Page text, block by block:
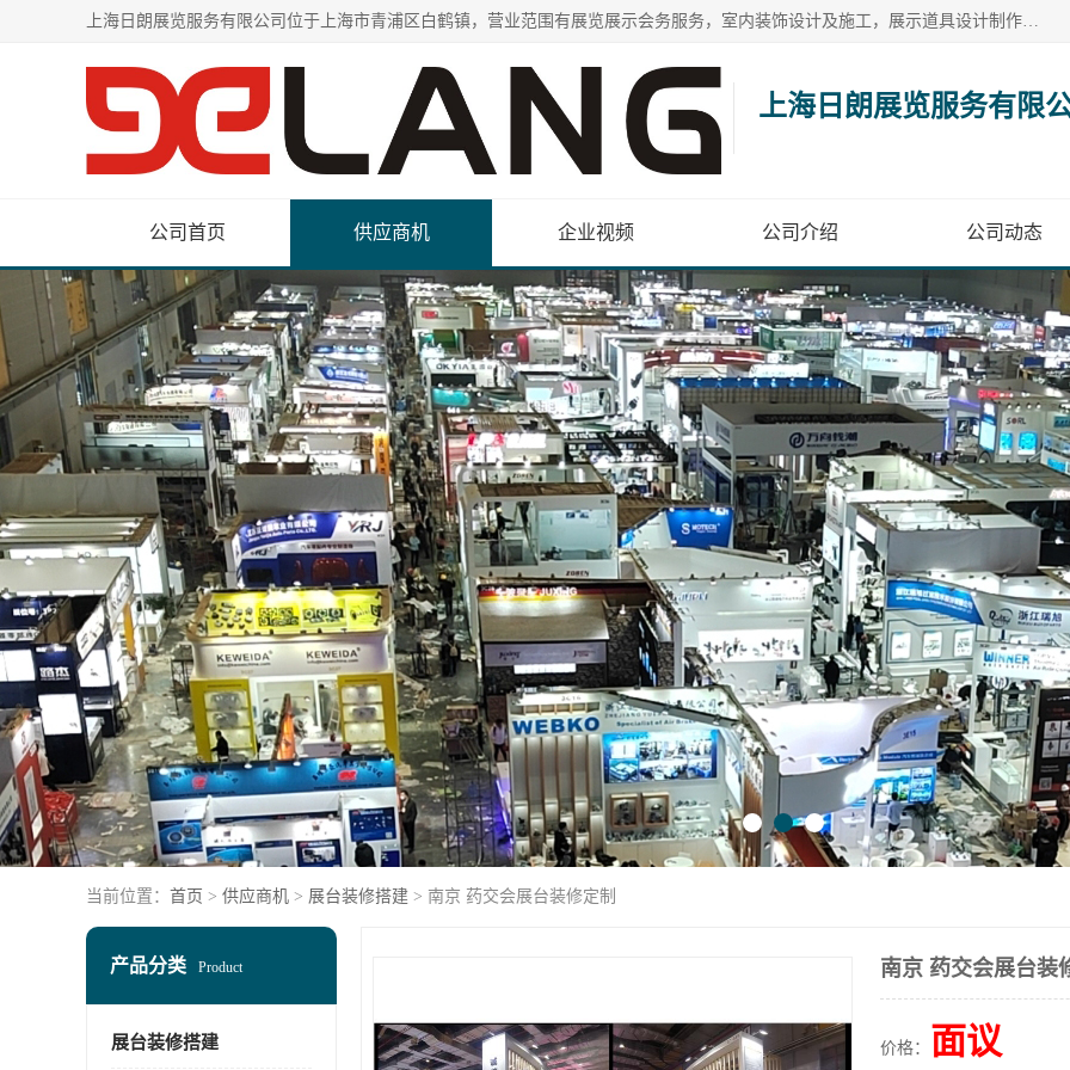
上海日朗展览服务有限公司位于上海市青浦区白鹤镇，营业范围有展览展示会务服务，室内装饰设计及施工，展示道具设计制作，舞台设计，图文设计，灯箱制作，园林绿化工程，广告装潢材料，建筑材料，办公用品，工艺礼品日用百货销售。
上海日朗展览服务有限
公司首页 供应商机 企业视频 公司介绍 公司动态
当前位置： 首页 > 供应商机 > 展台装修搭建 > 南京 药交会展台装修定制
产品分类 Product
展台装修搭建
南京 药交会展台装
价格： 面议